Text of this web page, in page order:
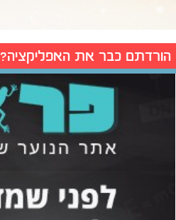
הורדתם כבר את האפליקציה?